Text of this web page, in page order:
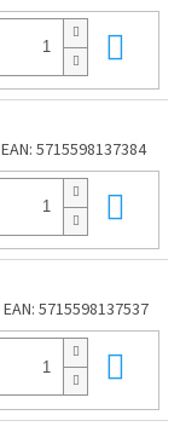
EAN: 5715598137384
EAN: 5715598137537